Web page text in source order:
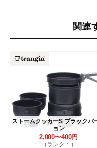
関連
ストームクッカーS ブラックバ
ョン
2,000〜400円
（ランク：）